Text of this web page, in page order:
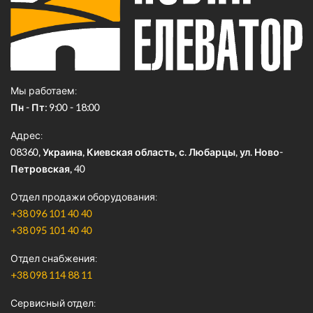
Мы работаем
Пн - Пт: 9:00 - 18:00
Адрес
08360, Украина, Киевская область, с. Любарцы, ул. Ново-
Петровская, 40
Отдел продажи оборудования
+38 096 101 40 40
+38 095 101 40 40
Отдел снабжения
+38 098 114 88 11
Сервисный отдел